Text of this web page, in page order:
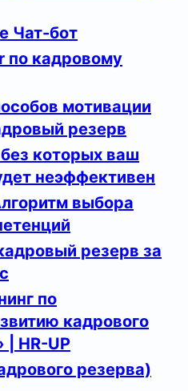
Чат-бот
по кадровому
мотивации
резерв
которых ваш
неэффективен
выбора
резерв за
по
кадрового
| HR-UP
резерва)